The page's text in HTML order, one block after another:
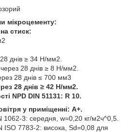
мікроцементу:
стиск:
днів ≥ 34 Н/мм2.
28 днів ≥ 8 Н/мм2.
28 днів ≤ 700 мм3
28 днів ≥ 42 Н/мм2.
NPD DIN 51131: R 10.
у приміщенні: A+.
1062-3: середня, w=0,20 кг/м2ч^0,5.
ISO 7783-2: висока, Sd=0,08 для